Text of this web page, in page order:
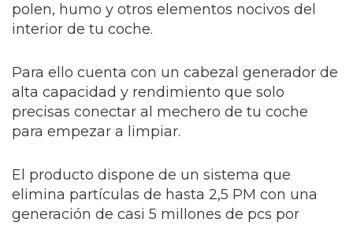
polen, humo y otros elementos nocivos del
interior de tu coche.
Para ello cuenta con un cabezal generador de
alta capacidad y rendimiento que solo
precisas conectar al mechero de tu coche
para empezar a limpiar.
El producto dispone de un sistema que
elimina partículas de hasta 2,5 PM con una
generación de casi 5 millones de pcs por